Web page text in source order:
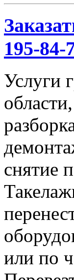
195-84-
Услуги
снятие
или по